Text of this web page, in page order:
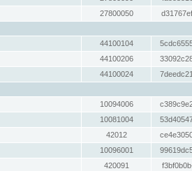
27800050
44100104
44100206
44100024
10094006
10081004
42012
10096001
420091